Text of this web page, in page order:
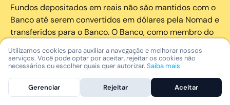
Fundos depositados em reais não são mantidos com o
Banco até serem convertidos em dólares pela Nomad e
transferidos para o Banco. O Banco, como membro do
fundos na conta de depósito à vista nos EUA, até
US$250.000,00 por depositante, por categoria de
titularidade e por instituição depositária segurada.
Para mais informações sobre o seguro FDIC, visite
Utilizamos cookies para auxiliar a navegação e melhorar nossos
serviços. Você pode optar por aceitar, rejeitar os cookies não
necessários ou escolher quais quer autorizar. Saiba mais
Gerenciar Rejeitar Aceitar